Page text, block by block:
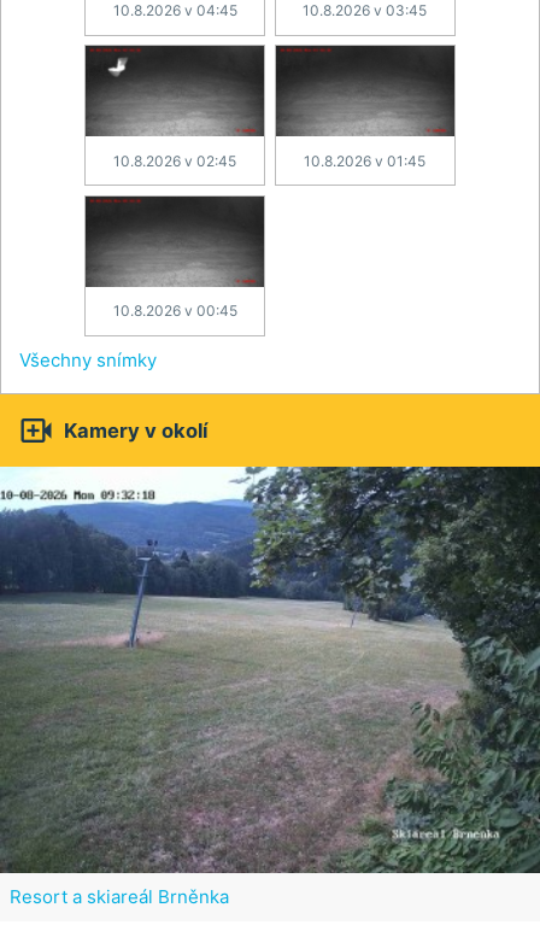
10.8.2026 v 04:45 10.8.2026 v 03:45
10.8.2026 v 02:45 10.8.2026 v 01:45
10.8.2026 v 00:45
Všechny snímky
 Kamery v okolí
Resort a skiareál Brněnka